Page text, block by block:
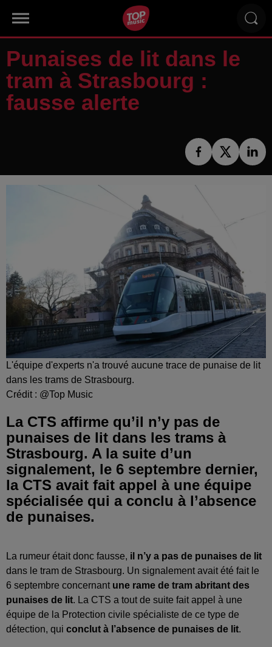
Punaises de lit dans le
tram à Strasbourg :
fausse alerte
L'équipe d'experts n'a trouvé aucune trace de punaise de lit
dans les trams de Strasbourg.
Crédit : @Top Music
La CTS affirme qu’il n’y pas de
punaises de lit dans les trams à
Strasbourg. A la suite d’un
signalement, le 6 septembre dernier,
la CTS avait fait appel à une équipe
spécialisée qui a conclu à l’absence
de punaises.
La rumeur était donc fausse, il n’y a pas de punaises de lit
dans le tram de Strasbourg. Un signalement avait été fait le
6 septembre concernant une rame de tram abritant des
punaises de lit. La CTS a tout de suite fait appel à une
équipe de la Protection civile spécialiste de ce type de
détection, qui conclut à l’absence de punaises de lit.